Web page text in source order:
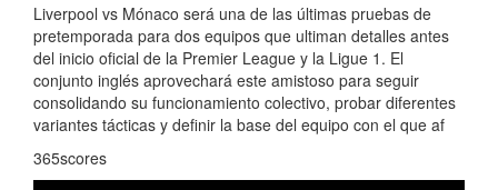
Liverpool vs Mónaco será una de las últimas pruebas de
pretemporada para dos equipos que ultiman detalles antes
del inicio oficial de la Premier League y la Ligue 1. El
conjunto inglés aprovechará este amistoso para seguir
consolidando su funcionamiento colectivo, probar diferentes
variantes tácticas y definir la base del equipo con el que af
365scores